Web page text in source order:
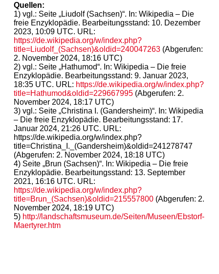
Quellen:
1) vgl.: Seite „Liudolf (Sachsen)“. In: Wikipedia – Die
freie Enzyklopädie. Bearbeitungsstand: 10. Dezember
2023, 10:09 UTC. URL:
https://de.wikipedia.org/w/index.php?
title=Liudolf_(Sachsen)&oldid=240047263 (Abgerufen:
2. November 2024, 18:16 UTC)
2) vgl.: Seite „Hathumod“. In: Wikipedia – Die freie
Enzyklopädie. Bearbeitungsstand: 9. Januar 2023,
18:35 UTC. URL: https://de.wikipedia.org/w/index.php?
title=Hathumod&oldid=229667995 (Abgerufen: 2.
November 2024, 18:17 UTC)
3) vgl.: Seite „Christina I. (Gandersheim)“. In: Wikipedia
– Die freie Enzyklopädie. Bearbeitungsstand: 17.
Januar 2024, 21:26 UTC. URL:
https://de.wikipedia.org/w/index.php?
title=Christina_I._(Gandersheim)&oldid=241278747
(Abgerufen: 2. November 2024, 18:18 UTC)
4) Seite „Brun (Sachsen)“. In: Wikipedia – Die freie
Enzyklopädie. Bearbeitungsstand: 13. September
2021, 16:16 UTC. URL:
https://de.wikipedia.org/w/index.php?
title=Brun_(Sachsen)&oldid=215557800 (Abgerufen: 2.
November 2024, 18:19 UTC)
5) http://landschaftsmuseum.de/Seiten/Museen/Ebstorf-
Maertyrer.htm